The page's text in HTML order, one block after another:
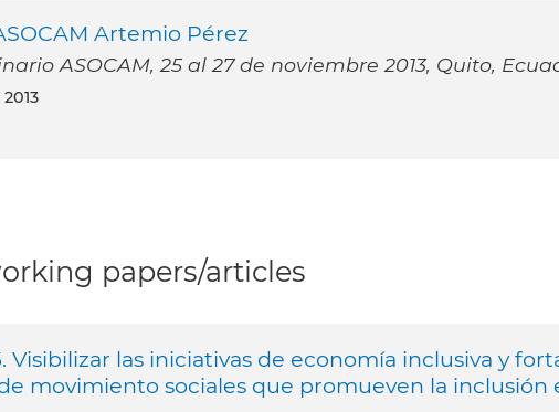
Artemio Pérez
ASOCAM, 25 al 27 de noviembre 2013, Quito,
2013
papers/articles
Visibilizar las iniciativas de economía inclusiva y
movimiento sociales que promueven la inclusión